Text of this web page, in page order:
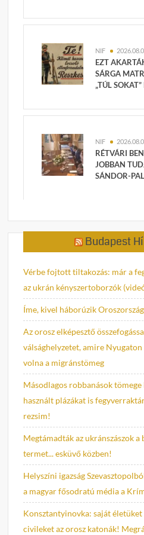
NIF
EZT
SÁRGA
„TÚL
NIF
RÉTVÁRI
JOBBAN
SÁNDOR-
Budapest
Vérbe fojtott tiltakozás: már a
az ukrán kényszertoborzók
Íme, kivel háborúzik
Az orosz elképesztő
válsághelyzetet, amire
volna a migránstömeg
Másodlagos robbanások
használt plázákat is
rezsim!
Megtámadták az ukránszászok
termet... esküvő közben!
Helyszíni igazság
a magyar fősodratú média a
Konsztantyinovka: saját
civileket az orosz katonák!